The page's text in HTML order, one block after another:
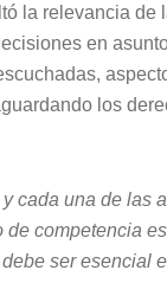
la relevancia
en
los
cada una de las
competencia
ser esencial